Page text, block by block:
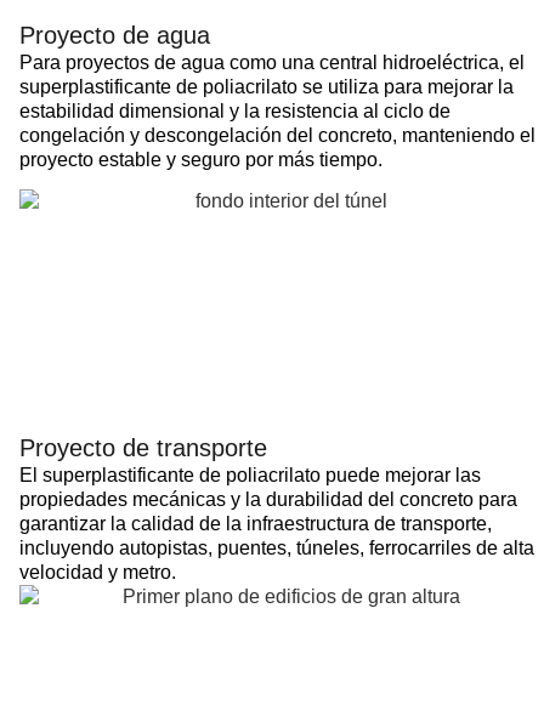
Proyecto de agua
Para proyectos de agua como una central hidroeléctrica, el
superplastificante de poliacrilato se utiliza para mejorar la
estabilidad dimensional y la resistencia al ciclo de
congelación y descongelación del concreto, manteniendo el
proyecto estable y seguro por más tiempo.
Proyecto de transporte
El superplastificante de poliacrilato puede mejorar las
propiedades mecánicas y la durabilidad del concreto para
garantizar la calidad de la infraestructura de transporte,
incluyendo autopistas, puentes, túneles, ferrocarriles de alta
velocidad y metro.